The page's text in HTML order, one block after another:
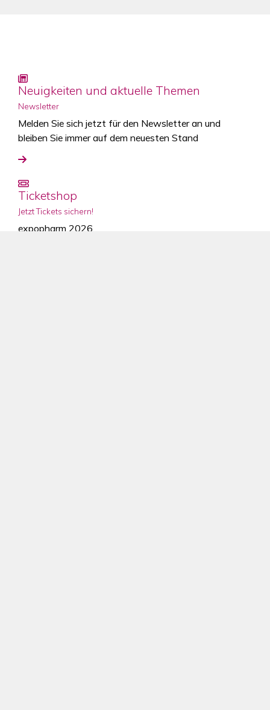
Neuigkeiten und aktuelle Themen
Newsletter
Melden Sie sich jetzt für den Newsletter an und
bleiben Sie immer auf dem neuesten Stand
Ticketshop
Jetzt Tickets sichern!
expopharm 2026